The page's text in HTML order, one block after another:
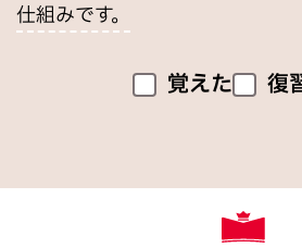
仕組みです。
覚えた 復